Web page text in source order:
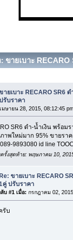
ขายเบาะ
ายเบาะ RECARO SR6
รับราคา
เมษายน 28, 2015, 08:12:45
SR6 ดำ-น้ำเงิน พร้อม
ภาพใหม่มาก 95% ขายรา
9893080 id line
รั้งสุดท้าย: พฤษภาคม 10,
Re: ขายเบาะ RECARO
คู่ ปรับราคา
บ #1 เมื่อ: กรกฎาคม 02,
รับ